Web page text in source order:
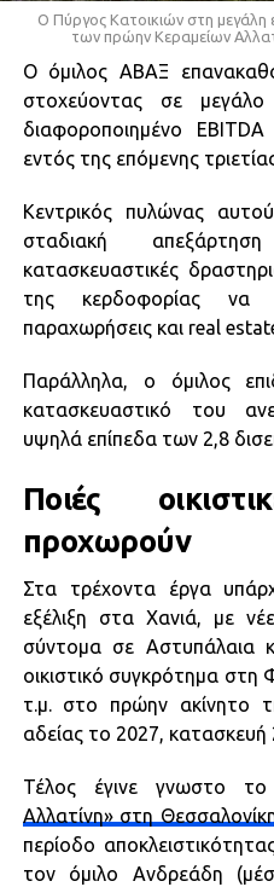
Ο Πύργος Κατοικιών στη
των πρώην Κεραμείων
Ο όμιλος ΑΒΑΞ
στοχεύοντας σε
διαφοροποιημένο
εντός της επόμενης
Κεντρικός πυλώνας
σταδιακή
κατασκευαστικές
της κερδοφορίας να
παραχωρήσεις και real
Παράλληλα, ο όμιλος
κατασκευαστικό του
υψηλά επίπεδα των 2,8
Ποιές
προχωρούν
Στα τρέχοντα έργα
εξέλιξη στα Χανιά, με
σύντομα σε Αστυπάλαια
οικιστικό συγκρότημα στη
τ.μ. στο πρώην ακίνητο
αδείας το 2027, κατασκευή
Τέλος έγινε γνωστο το
Αλλατίνη» στη
περίοδο
τον όμιλο Ανδρεάδη